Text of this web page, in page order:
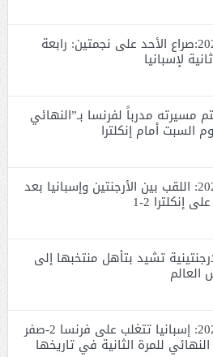
مونديال 2026:صراع الأحد على نجمتين: رابعة
لإسبانيا
مسيرته مدرباً لفرنسا بـ”النهائي
السبت أمام إنكلترا
مونديال 2026: اللقب بين الأرجنتين وإسبانيا بعد
إنكلترا 2-1
تشيد بتأهل منتخبها إلى
مونديال 2026: إسبانيا تتغلب على فرنسا 2-صفر
النهائي للمرة الثانية في تاريخها